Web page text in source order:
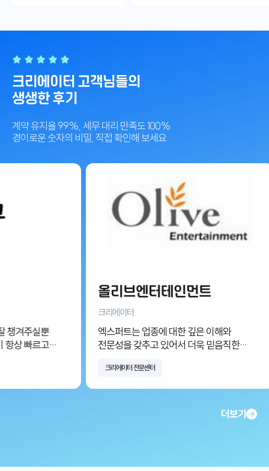
크리에이터 고객님들의
생생한 후기
계약 유지율 99%, 세무 대리 만족도 100%
경이로운 숫자의 비밀, 직접 확인해 보세요
더보기
주실뿐
빠르고
올리브엔터테인먼트
크리에이터
엑스퍼트는 업종에 대한 깊은 이해와
전문성을 갖추고 있어서 더욱 믿음직한
진정성이 느껴졌고 매번 고객 입장에서
생각해주시는 모습이 인상적이었어요.
답변을 받고 있고 그 덕분에 항상 안심하고
크리에이터 전문센터